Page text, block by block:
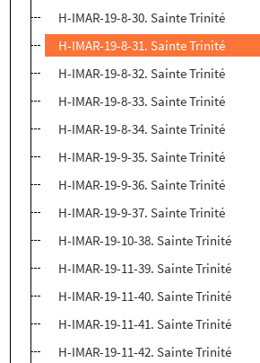
H-IMAR-19-8-30. Sainte Trinité
H-IMAR-19-8-31. Sainte Trinité
H-IMAR-19-8-32. Sainte Trinité
H-IMAR-19-8-33. Sainte Trinité
H-IMAR-19-8-34. Sainte Trinité
H-IMAR-19-9-35. Sainte Trinité
H-IMAR-19-9-36. Sainte Trinité
H-IMAR-19-9-37. Sainte Trinité
H-IMAR-19-10-38. Sainte Trinité
H-IMAR-19-11-39. Sainte Trinité
H-IMAR-19-11-40. Sainte Trinité
H-IMAR-19-11-41. Sainte Trinité
H-IMAR-19-11-42. Sainte Trinité